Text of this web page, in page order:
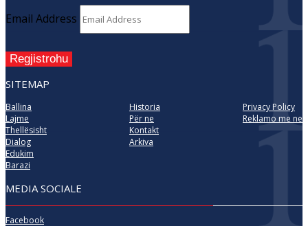
Email Address
Regjistrohu
SITEMAP
Ballina
Lajme
Thellësisht
Dialog
Edukim
Barazi
Historia
Për ne
Kontakt
Arkiva
Privacy Policy
Reklamo me ne
MEDIA SOCIALE
Facebook